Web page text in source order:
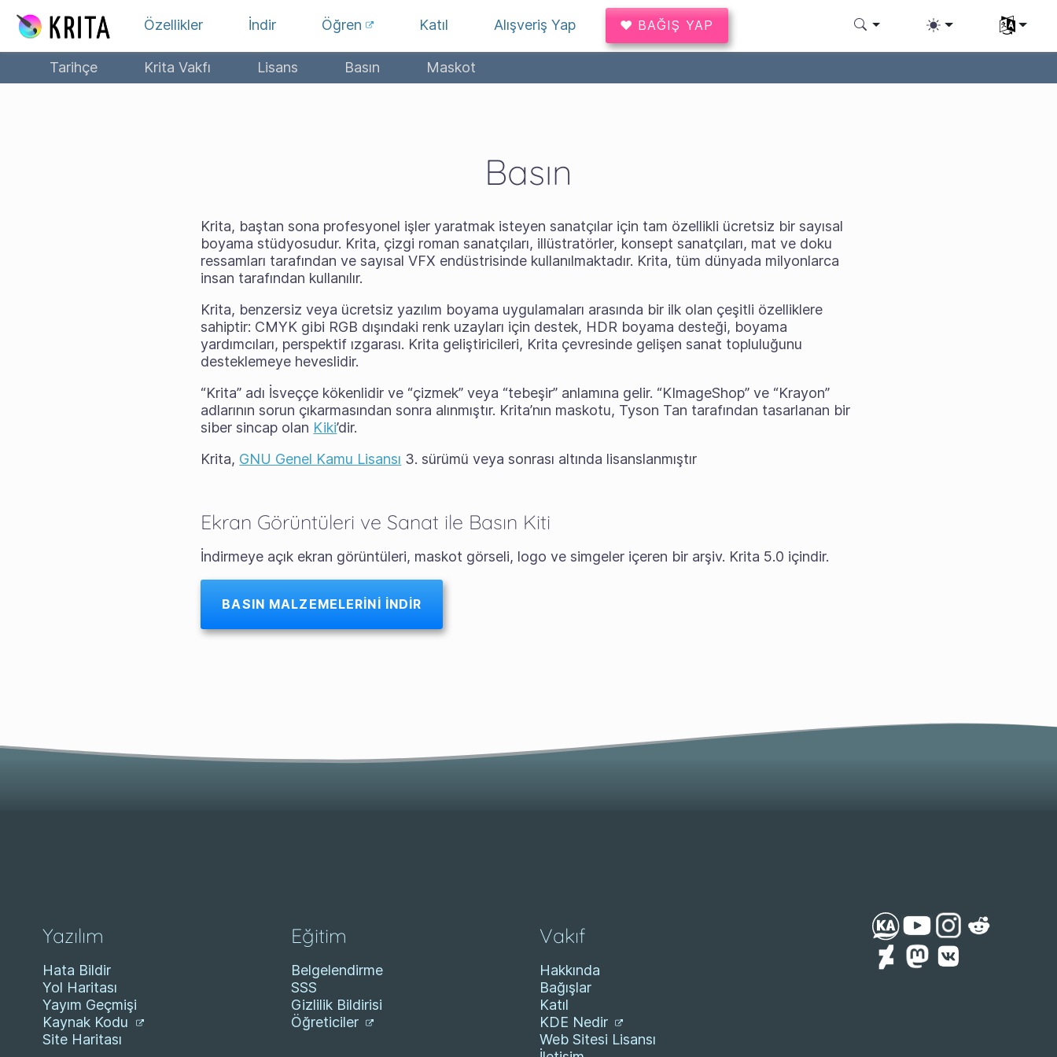
Özellikler
İndir Öğren Katıl Alışveriş Yap ♥ BAĞIŞ YAP Dili seç
Tarihçe Krita Vakfı Lisans Basın Maskot
Basın
Krita, baştan sona profesyonel işler yaratmak isteyen sanatçılar için tam özellikli ücretsiz bir sayısal
boyama stüdyosudur. Krita, çizgi roman sanatçıları, illüstratörler, konsept sanatçıları, mat ve doku
ressamları tarafından ve sayısal VFX endüstrisinde kullanılmaktadır. Krita, tüm dünyada milyonlarca
insan tarafından kullanılır.
Krita, benzersiz veya ücretsiz yazılım boyama uygulamaları arasında bir ilk olan çeşitli özelliklere
sahiptir: CMYK gibi RGB dışındaki renk uzayları için destek, HDR boyama desteği, boyama
yardımcıları, perspektif ızgarası. Krita geliştiricileri, Krita çevresinde gelişen sanat topluluğunu
desteklemeye heveslidir.
“Krita” adı İsveççe kökenlidir ve “çizmek” veya “tebeşir” anlamına gelir. “KImageShop” ve “Krayon”
adlarının sorun çıkarmasından sonra alınmıştır. Krita’nın maskotu, Tyson Tan tarafından tasarlanan bir
siber sincap olan Kiki’dir.
Krita, GNU Genel Kamu Lisansı 3. sürümü veya sonrası altında lisanslanmıştır
Ekran Görüntüleri ve Sanat ile Basın Kiti
İndirmeye açık ekran görüntüleri, maskot görseli, logo ve simgeler içeren bir arşiv. Krita 5.0 içindir.
BASIN MALZEMELERINI İNDIR
Yazılım
Hata Bildir
Yol Haritası
Yayım Geçmişi
Kaynak Kodu
Site Haritası
Eğitim
Belgelendirme
SSS
Gizlilik Bildirisi
Öğreticiler
Vakıf
Hakkında
Bağışlar
Katıl
KDE Nedir
Web Sitesi Lisansı